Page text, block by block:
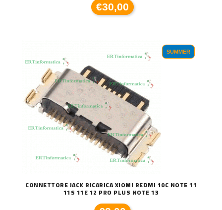
€30,00
SUMMER
CONNETTORE JACK RICARICA XIOMI REDMI 10C NOTE 11
11S 11E 12 PRO PLUS NOTE 13